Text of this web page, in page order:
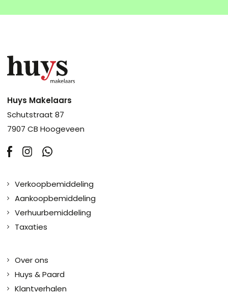
Huys Makelaars
Schutstraat 87
7907 CB Hoogeveen
Verkoopbemiddeling
Aankoopbemiddeling
Verhuurbemiddeling
Taxaties
Over ons
Huys & Paard
Klantverhalen